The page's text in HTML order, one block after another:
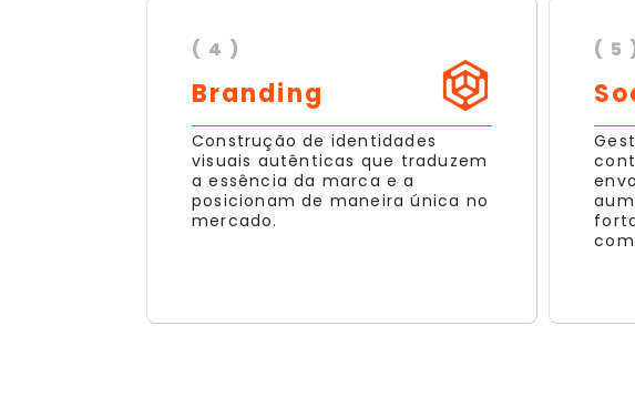
( 4 )
Branding
Construção de identidades
visuais autênticas que traduzem
a essência da marca e a
posicionam de maneira única no
mercado.
( 5